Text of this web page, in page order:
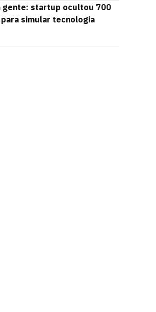
gente: startup ocultou 700
simular tecnologia